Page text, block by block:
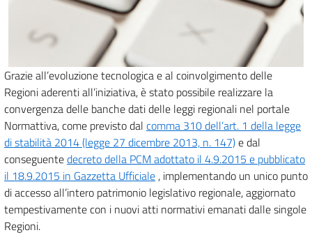
Grazie all’evoluzione tecnologica e al coinvolgimento delle
Regioni aderenti all’iniziativa, è stato possibile realizzare la
convergenza delle banche dati delle leggi regionali nel portale
Normattiva, come previsto dal comma 310 dell’art. 1 della legge
di stabilità 2014 (legge 27 dicembre 2013, n. 147)e dal
conseguentedecreto della PCM adottato il 4.9.2015 e pubblicato
il 18.9.2015 in Gazzetta Ufficiale , implementando un unico punto
di accesso all’intero patrimonio legislativo regionale, aggiornato
tempestivamente con i nuovi atti normativi emanati dalle singole
Regioni.